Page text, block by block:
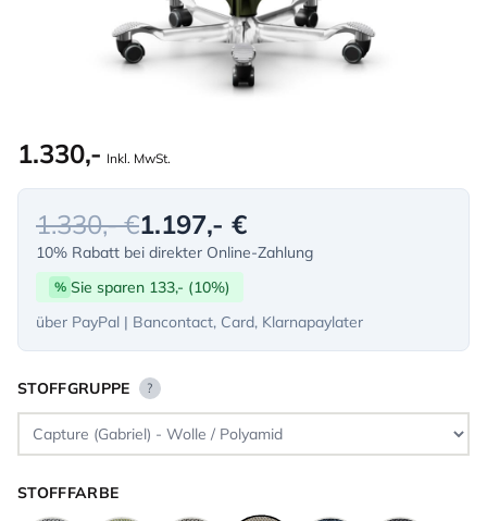
1.330,- Inkl. MwSt.
1.330,- €1.197,- €
10% Rabatt bei direkter Online-Zahlung
% Sie sparen 133,- (10%)
über PayPal | Bancontact, Card, Klarnapaylater
STOFFGRUPPE ?
STOFFFARBE